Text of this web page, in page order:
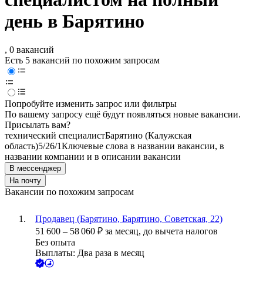
день в Барятино
, 0 вакансий
Есть 5 вакансий по похожим запросам
Попробуйте изменить запрос или фильтры
По вашему запросу ещё будут появляться новые вакансии.
Присылать вам?
технический специалистБарятино (Калужская
область)5/26/1Ключевые слова в названии вакансии, в
названии компании и в описании вакансии
В мессенджер
На почту
Вакансии по похожим запросам
Продавец (Барятино, Барятино, Советская, 22)
51 600 – 58 060 ₽ за месяц, до вычета налогов
Без опыта
Выплаты: Два раза в месяц